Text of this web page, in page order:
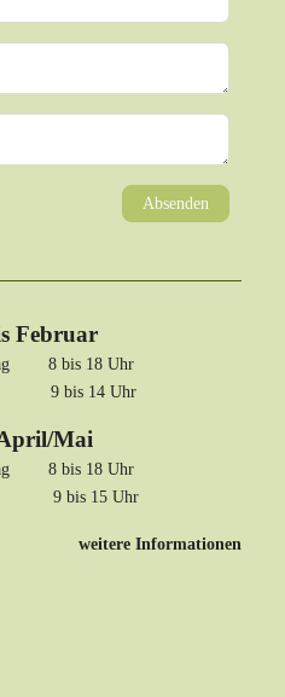
Absenden
Februar
8 bis 18 Uhr
bis 14 Uhr
Mai
8 bis 18 Uhr
bis 15 Uhr
weitere Informationen